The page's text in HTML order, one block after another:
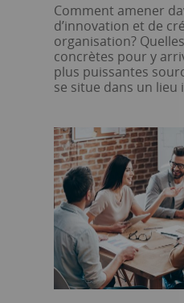
Comment amener
d’innovation et de
organisation?
concrètes pour y
plus puissantes
se situe dans un lieu